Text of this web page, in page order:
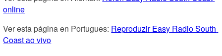
online
Ver esta página en Portugues: Reproduzir Easy Radio South
Coast ao vivo